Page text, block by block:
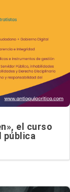
el curso
pública